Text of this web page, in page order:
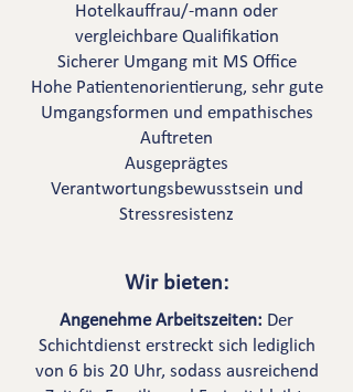
Hotelkauffrau/-mann oder
vergleichbare Qualifikation
Sicherer Umgang mit MS Office
Hohe Patientenorientierung, sehr gute
Umgangsformen und empathisches
Auftreten
Ausgeprägtes
Verantwortungsbewusstsein und
Stressresistenz
Wir bieten:
Angenehme Arbeitszeiten: Der
Schichtdienst erstreckt sich lediglich
von 6 bis 20 Uhr, sodass ausreichend